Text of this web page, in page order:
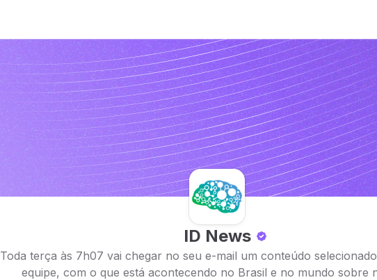
ID News
Toda terça às 7h07 vai chegar no seu e-mail um conteúdo
equipe, com o que está acontecendo no Brasil e no mundo sobre